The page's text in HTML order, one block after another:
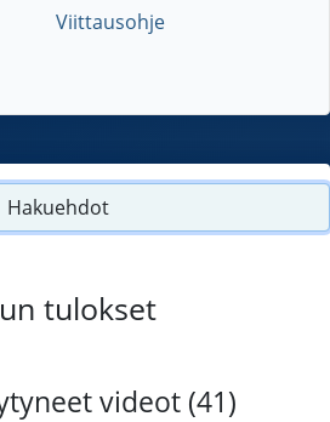
Viittausohje
Hakuehdot
tulokset
videot (41)